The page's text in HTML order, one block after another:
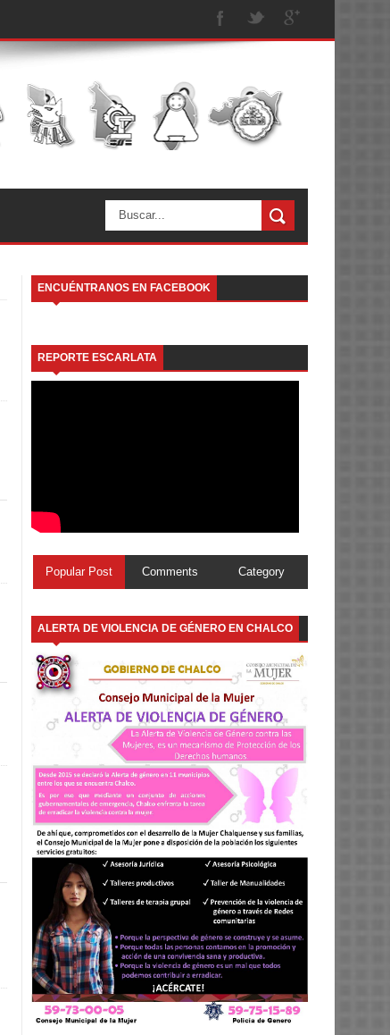
ENCUÉNTRANOS EN FACEBOOK
REPORTE ESCARLATA
Popular Post Comments Category
ALERTA DE VIOLENCIA DE GÉNERO EN CHALCO